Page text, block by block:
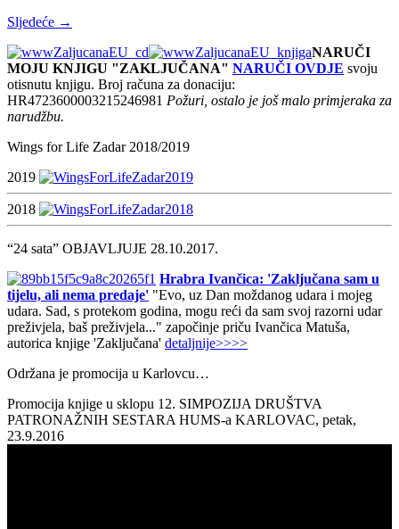
Sljedeće →
NARUČI
MOJU KNJIGU "ZAKLJUČANA" NARUČI OVDJE svoju
otisnutu knjigu. Broj računa za donaciju:
HR4723600003215246981 Požuri, ostalo je još malo primjeraka za
narudžbu.
Wings for Life Zadar 2018/2019
2019
2018
“24 sata” OBJAVLJUJE 28.10.2017.
Hrabra Ivančica: 'Zaključana sam u
tijelu, ali nema predaje' "Evo, uz Dan moždanog udara i mojeg
udara. Sad, s protekom godina, mogu reći da sam svoj razorni udar
preživjela, baš preživjela..." započinje priču Ivančica Matuša,
autorica knjige 'Zaključana' detaljnije>>>>
Održana je promocija u Karlovcu…
Promocija knjige u sklopu 12. SIMPOZIJA DRUŠTVA
PATRONAŽNIH SESTARA HUMS-a KARLOVAC, petak,
23.9.2016